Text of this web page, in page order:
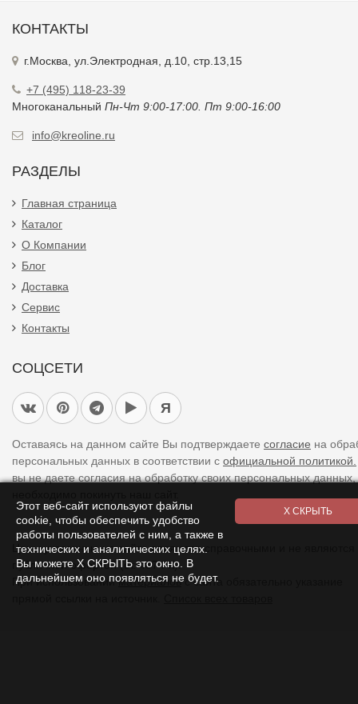
МногоканальныйПн-Чт 9:00-17:00. Пт 9:00-16:00
info@kreoline.ru
Каталог
О Компании
Блог
Доставка
Сервис
Контакты
СОЦСЕТИ
Оставаясь на данном сайте Вы подтверждаете
персональных данных в соответствии с
необходимо покинуть наш сайт.
Цены указанные на сайте являются справочными и не являются
публичной офертой (ст. 437 ГК).
При использованииматериалов с сайта обязательно указание
прямой ссылки на источник.Список всех товаров
Этот веб-сайт используют файлы
cookie, чтобы обеспечить удобство
работы пользователей с ним, а также в
технических и аналитических целях.
Вы можете Х СКРЫТЬ это окно. В
дальнейшем оно появляться не будет.